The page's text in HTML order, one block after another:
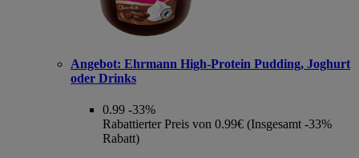
Angebot: Ehrmann High-Protein Pudding, Joghurt
oder Drinks
0.99 -33%
Rabattierter Preis von 0.99€ (Insgesamt -33%
Rabatt)